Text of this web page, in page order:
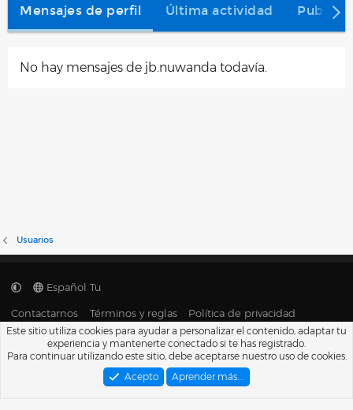
Mensajes de perfil Última actividad
No hay mensajes de jb.nuwanda todavía.
Usuarios
Español Tu
Contactarnos Términos y reglas
Política de privacidad
Ayuda
Portal
R
S
S
Community platform by XenForo® © 2010-2026 XenForo Ltd.
XenFacil.com. © 2010-2019
Este sitio utiliza cookies para ayudar a personalizar el contenido, adaptar tu
experiencia y mantenerte conectado si te has registrado.
Para continuar utilizando este sitio, debe aceptarse nuestro uso de cookies.
Acepto
Aprender más.…